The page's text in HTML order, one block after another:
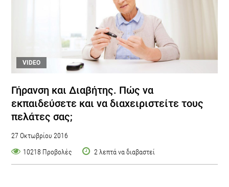
VIDEO
Γήρανση και Διαβήτης. Πώς να
εκπαιδεύσετε και να διαχειριστείτε τους
πελάτες σας;
27 Οκτωβρίου 2016
10218 Προβολές
2 λεπτά να διαβαστεί